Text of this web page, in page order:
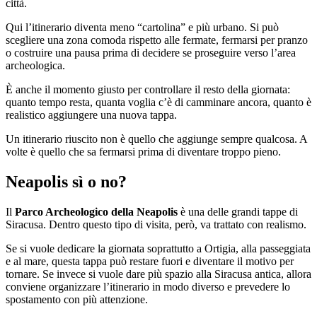
città.
Qui l’itinerario diventa meno “cartolina” e più urbano. Si può
scegliere una zona comoda rispetto alle fermate, fermarsi per pranzo
o costruire una pausa prima di decidere se proseguire verso l’area
archeologica.
È anche il momento giusto per controllare il resto della giornata:
quanto tempo resta, quanta voglia c’è di camminare ancora, quanto è
realistico aggiungere una nuova tappa.
Un itinerario riuscito non è quello che aggiunge sempre qualcosa. A
volte è quello che sa fermarsi prima di diventare troppo pieno.
Neapolis sì o no?
Il Parco Archeologico della Neapolis è una delle grandi tappe di
Siracusa. Dentro questo tipo di visita, però, va trattato con realismo.
Se si vuole dedicare la giornata soprattutto a Ortigia, alla passeggiata
e al mare, questa tappa può restare fuori e diventare il motivo per
tornare. Se invece si vuole dare più spazio alla Siracusa antica, allora
conviene organizzare l’itinerario in modo diverso e prevedere lo
spostamento con più attenzione.